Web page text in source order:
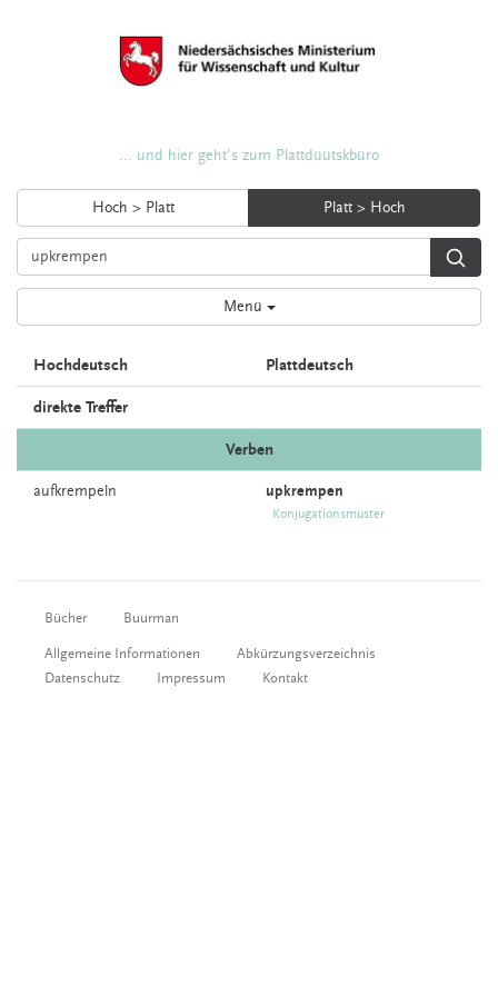
... und hier geht's zum Plattdüütskbüro
Hoch > Platt Platt > Hoch
Menü
Hochdeutsch Plattdeutsch
direkte Treffer
Verben
aufkrempeln upkrempen
Konjugationsmuster
Bücher Buurman
Allgemeine Informationen
Abkürzungsverzeichnis
Datenschutz
Impressum Kontakt